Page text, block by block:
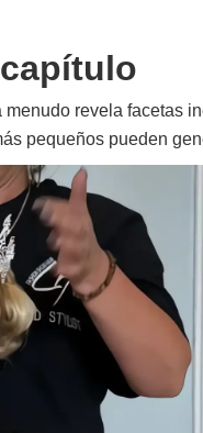
revela facetas
pequeños pueden